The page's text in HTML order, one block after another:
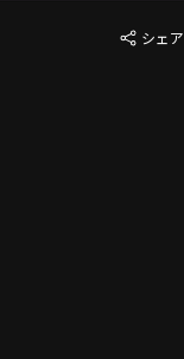
シェア